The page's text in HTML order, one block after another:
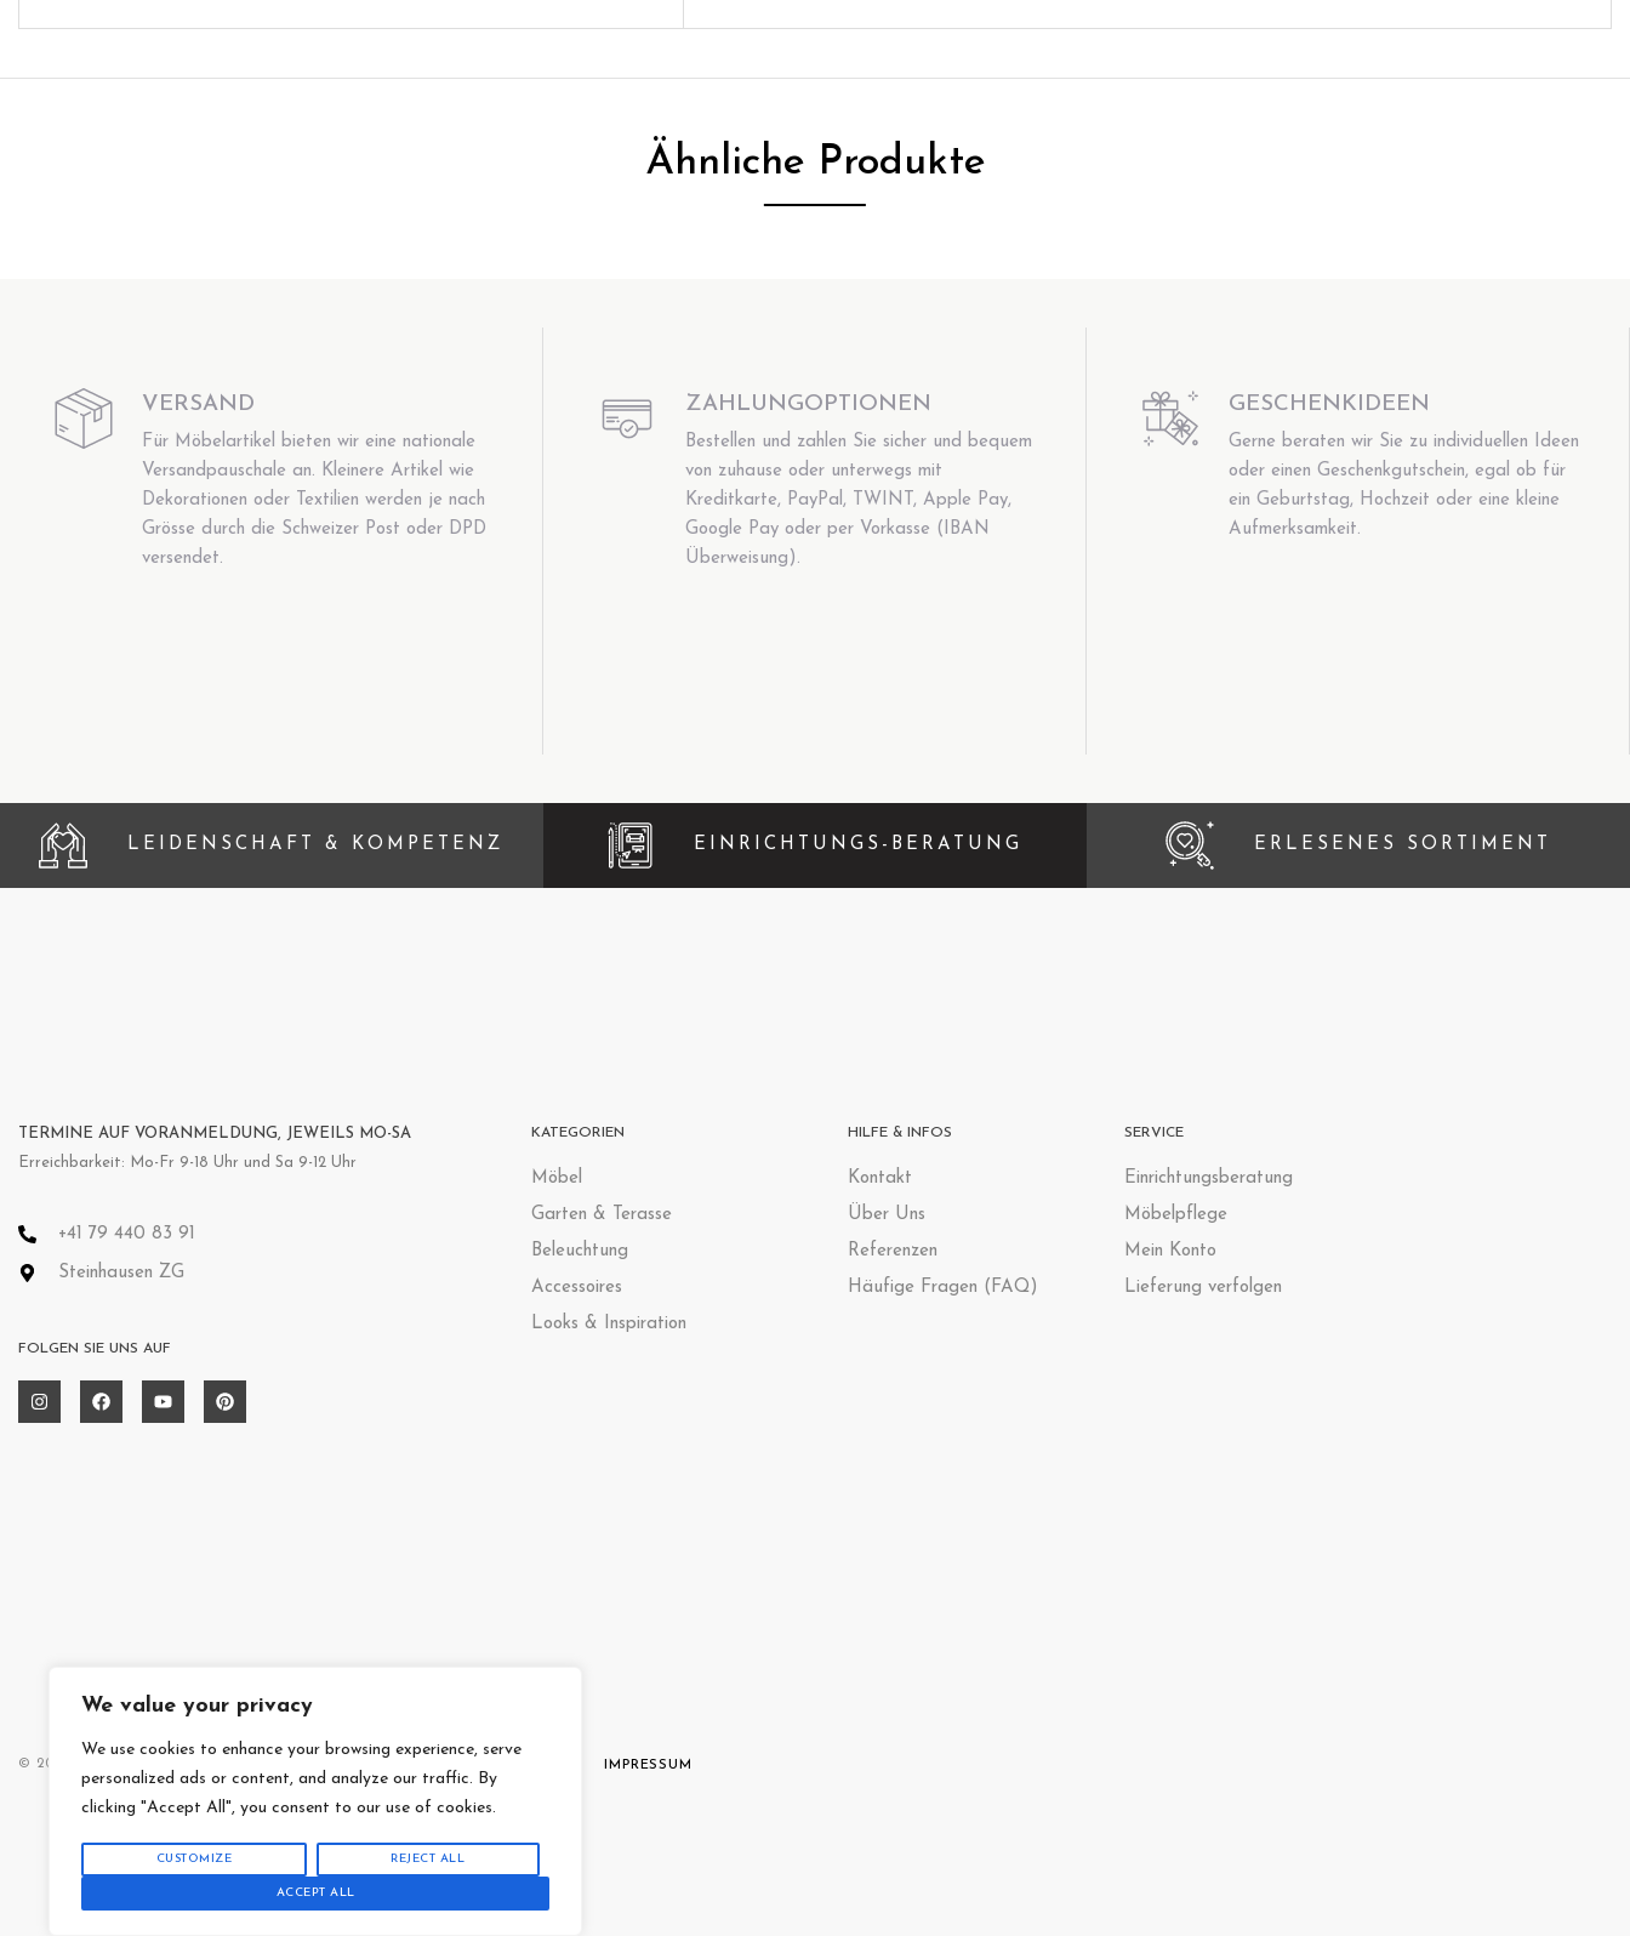
We value your privacy
We use cookies to enhance your browsing experience, serve
personalized ads or content, and analyze our traffic. By
clicking "Accept All", you consent to our use of cookies.
CUSTOMIZE REJECT ALL
ACCEPT ALL
Ähnliche Produkte
VERSAND
Für Möbelartikel bieten wir eine nationale
Versandpauschale an. Kleinere Artikel wie
Dekorationen oder Textilien werden je nach
Grösse durch die Schweizer Post oder DPD
versendet.
ZAHLUNGOPTIONEN
Bestellen und zahlen Sie sicher und bequem
von zuhause oder unterwegs mit
Kreditkarte, PayPal, TWINT, Apple Pay,
Google Pay oder per Vorkasse (IBAN
Überweisung).
GESCHENKIDEEN
Gerne beraten wir Sie zu individuellen Ideen
oder einen Geschenkgutschein, egal ob für
ein Geburtstag, Hochzeit oder eine kleine
Aufmerksamkeit.
LEIDENSCHAFT & KOMPETENZ EINRICHTUNGS-BERATUNG ERLESENES SORTIMENT
TERMINE AUF VORANMELDUNG, JEWEILS MO-SA
Erreichbarkeit: Mo-Fr 9-18 Uhr und Sa 9-12 Uhr
+41 79 440 83 91
Steinhausen ZG
FOLGEN SIE UNS AUF
KATEGORIEN
Möbel
Garten & Terasse
Beleuchtung
Accessoires
Looks & Inspiration
HILFE & INFOS
Kontakt
Über Uns
Referenzen
Häufige Fragen (FAQ)
SERVICE
Einrichtungsberatung
Möbelpflege
Mein Konto
Lieferung verfolgen
© 2014 – 2025 MAISON RUIDINI IMPRESSUM